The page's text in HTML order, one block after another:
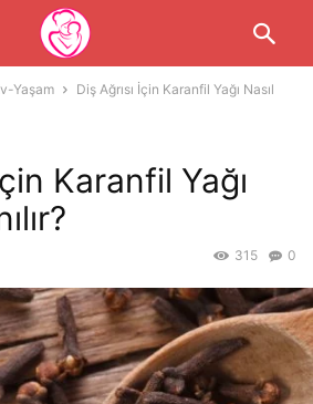
Yaşam
Diş Ağrısı İçin Karanfil Yağı Nasıl
Karanfil Yağı
0
315